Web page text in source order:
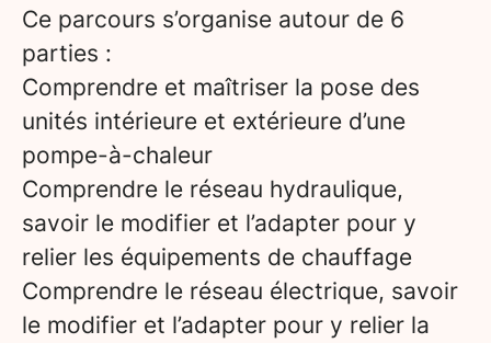
Ce parcours s’organise autour de 6
parties :
Comprendre et maîtriser la pose des
unités intérieure et extérieure d’une
pompe-à-chaleur
Comprendre le réseau hydraulique,
savoir le modifier et l’adapter pour y
relier les équipements de chauffage
Comprendre le réseau électrique, savoir
le modifier et l’adapter pour y relier la